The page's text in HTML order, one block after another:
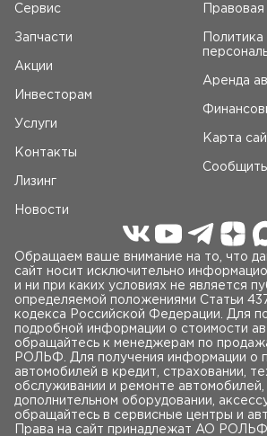
Сервис
Запчасти
Акции
Инвесторам
Услуги
Контакты
Лизинг
Новости
Аренда
Карта
Обращаем ваше внимание на то, что
сайт носит исключительно
и ни при каких условиях не является
определяемой положениями Статьи
кодекса Российской Федерации. Для
подробной информации о стоимости
обращайтесь к менеджерам по
РОЛЬФ. Для получения информации о
автомобилей в кредит, страховании,
обслуживании и ремонте автомобилей,
дополнительном оборудовании,
обращайтесь в сервисные центры и
Права на сайт принадлежат AO